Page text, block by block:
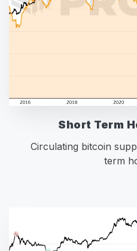
Short Term
Circulating bitcoin
term